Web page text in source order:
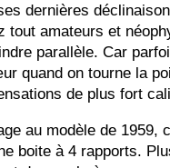
dernières
amateurs et
parallèle. Car
quand on tourne la
de plus fort
au modèle de
boite à 4 rapports.